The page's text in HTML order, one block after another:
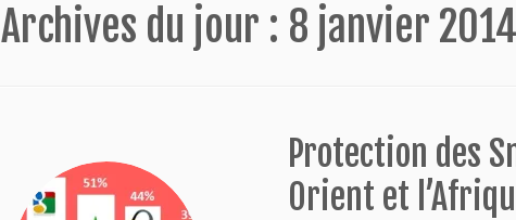
Archives du jour : 8 janvier 2014
Protection des
Orient et